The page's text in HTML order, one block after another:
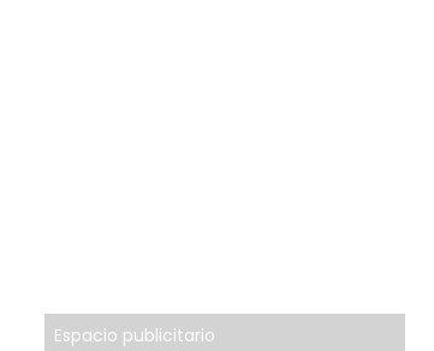
Espacio publicitario